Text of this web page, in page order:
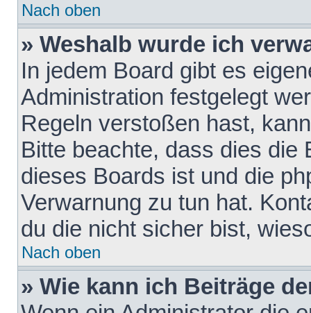
Nach oben
» Weshalb wurde ich
In jedem Board gibt es
Administration festgelegt
Regeln verstoßen hast,
Bitte beachte, dass dies die
dieses Boards ist und die
Verwarnung zu tun hat.
du die nicht sicher bist,
Nach oben
» Wie kann ich Beiträge